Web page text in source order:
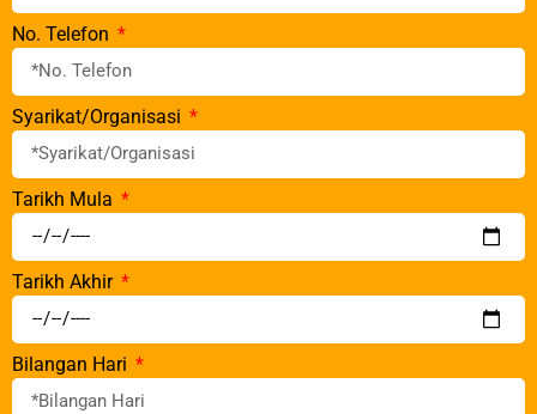
No. Telefon
Syarikat/Organisasi
Tarikh Mula
Tarikh Akhir
Bilangan Hari